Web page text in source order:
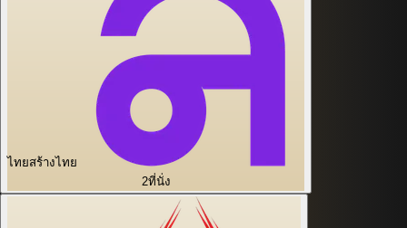
ไทยสร้างไทย
2ที่นั่ง